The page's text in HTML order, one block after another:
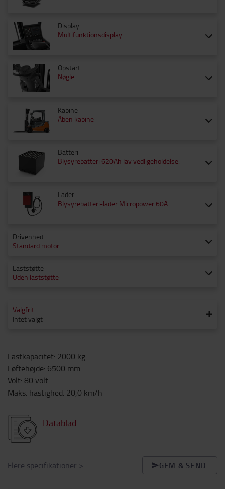
Display
Multifunktionsdisplay
Opstart
Nøgle
Kabine
Åben kabine
Batteri
Blysyrebatteri 620Ah lav vedligeholdelse.
Lader
Blysyrebatteri-lader Micropower 60A
Drivenhed
Standard motor
Laststøtte
Uden laststøtte
Valgfrit
Intet valgt
Lastkapacitet: 2000 kg
Løftehøjde: 6500 mm
Volt: 80 volt
Maks. hastighed: 20,0 km/h
Datablad
Flere specifikationer > GEM & SEND